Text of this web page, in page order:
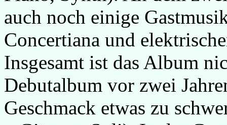
auch noch einige
Concertiana und
Insgesamt ist das Album
Debutalbum vor zwei
Geschmack etwas zu